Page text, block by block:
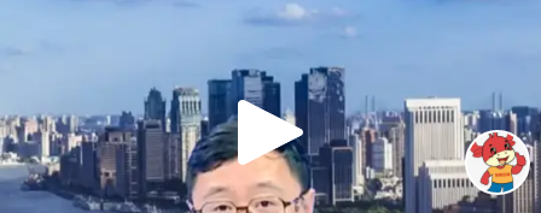
Play
Video